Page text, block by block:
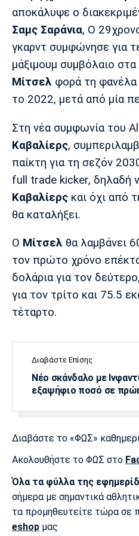
Πολιτισμός
Τραγούδια
Cine Spot
Running
Media
Παρασκήνιο
Πρόγραμμα TV
Ιωνικός
Μπαρτσελόνα
Μάντσεστερ
Γιουνάιτεντ
Σίτι
Ίντερ
Μπορούσια
Παρί
Μονακό
αποκάλυψε ο
Σαμς Σαράνια, Ο
γκαρντ συμφώνησε για
μάξιμουμ συμβόλαιο
Μίτσελ φορά τη
το 2022, μετά από μία
Στη νέα συμφωνία του
Καβαλίερς,
παίκτη για τη σεζόν
full trade kicker, δηλαδή
Καβαλίερς και όχι από
θα καταλήξει.
Ο Μίτσελ θα λαμβάνει
τον πρώτο χρόνο
δολάρια για τον
για τον τρίτο και 75.5
τέταρτο.
Διαβάστε Επίσης
Νέο σκάνδαλο με
εξαψήφιο ποσό σε
Διαβάστε το «ΦΩΣ»
Ακολουθήστε το ΦΩΣ στο
Όλα τα φύλλα της
σήμερα με σημαντικά
τα προμηθευτείτε τώρα σε
eshop μας